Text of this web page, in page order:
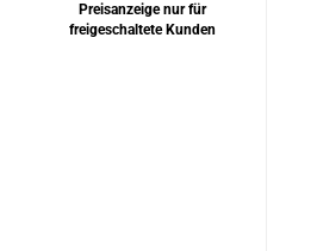
Preisanzeige nur für
freigeschaltete Kunden